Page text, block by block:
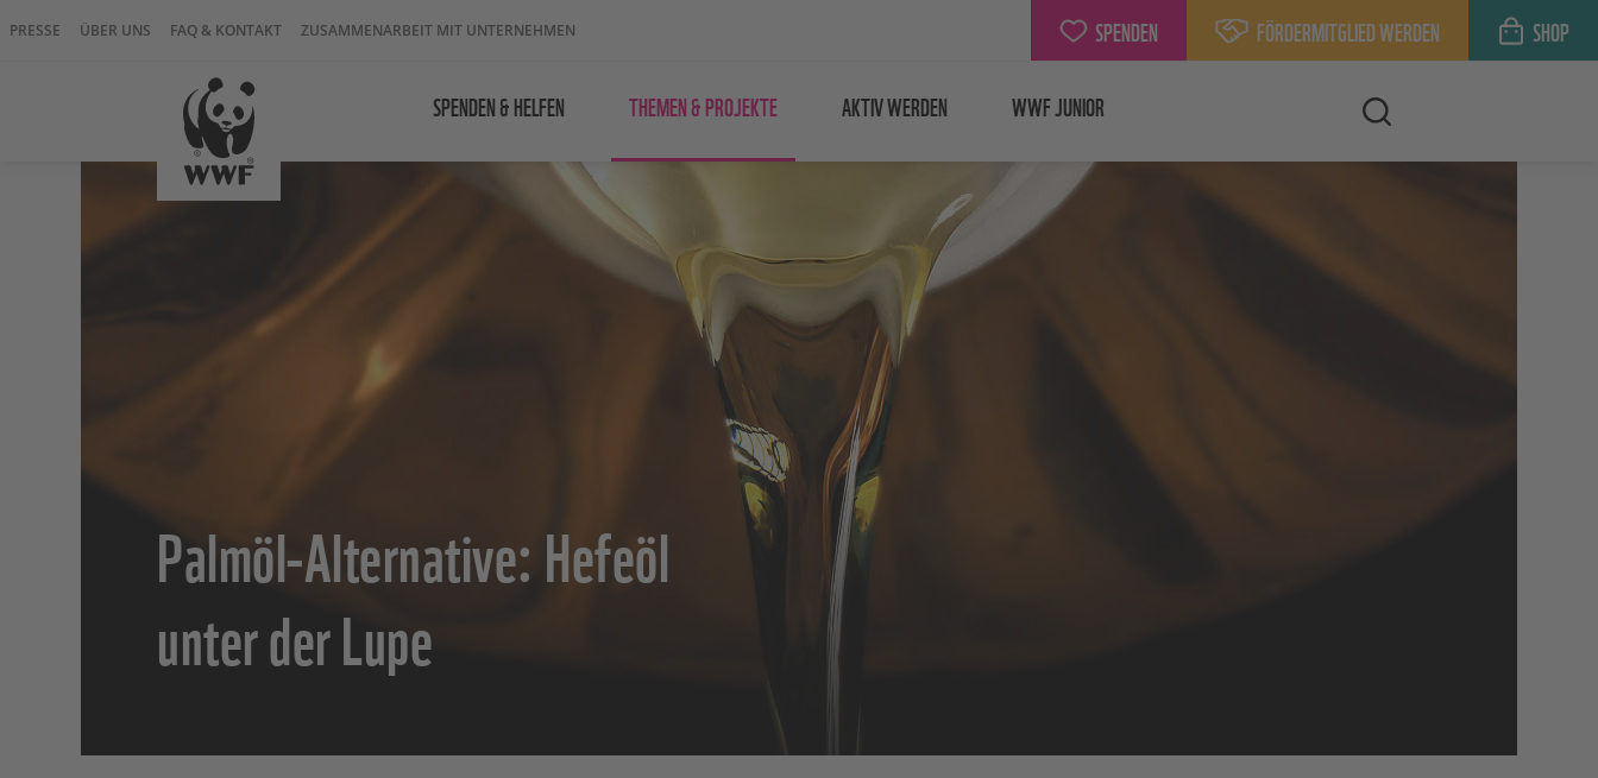
PRESSE ÜBER UNS FAQ & KONTAKT ZUSAMMENARBEIT MIT UNTERNEHMEN SPENDEN FÖRDERMITGLIED WERDEN SHOP
SPENDEN & HELFEN THEMEN & PROJEKTE AKTIV WERDEN WWF JUNIOR
Palmöl-Alternative: Hefeöl
unter der Lupe